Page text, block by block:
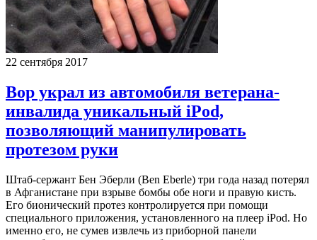
22 сентября 2017
Вор украл из автомобиля ветерана-
инвалида уникальный iPod,
позволяющий манипулировать
протезом руки
Штаб-сержант Бен Эберли (Ben Eberle) три года назад потерял
в Афганистане при взрыве бомбы обе ноги и правую кисть.
Его бионический протез контролируется при помощи
специального приложения, установленного на плеер iPod. Но
именно его, не сумев извлечь из приборной панели